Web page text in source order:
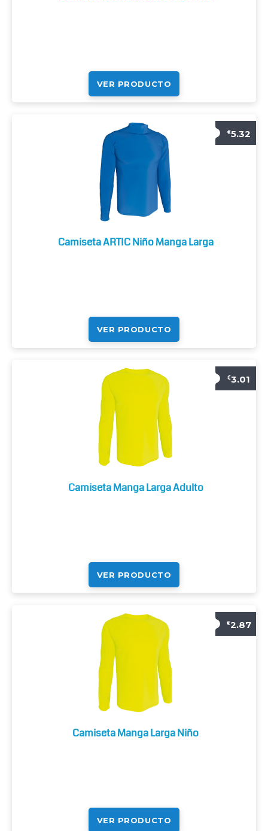
VER PRODUCTO
€5.32
Camiseta ARTIC Niño Manga Larga
VER PRODUCTO
€3.01
Camiseta Manga Larga Adulto
VER PRODUCTO
€2.87
Camiseta Manga Larga Niño
VER PRODUCTO